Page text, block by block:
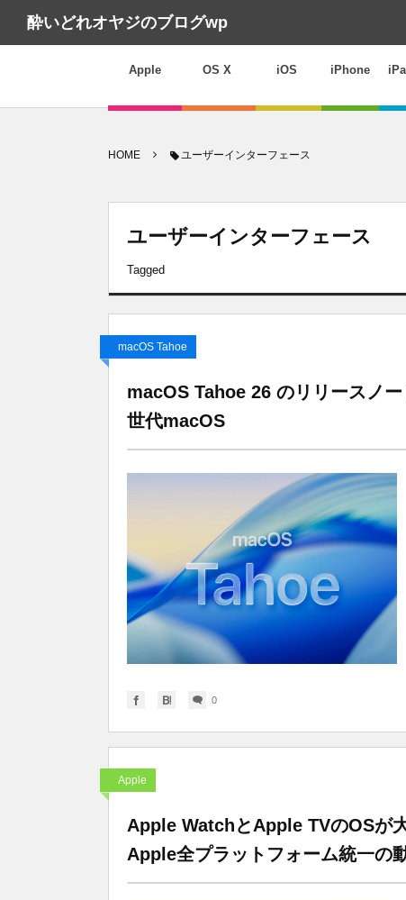
酔いどれオヤジのブログwp
Apple OS X iOS iPhone
HOME ユーザーインターフェース
ユーザーインターフェース
Tagged
macOS Tahoe
macOS Tahoe 26 のリリースノ
世代macOS
0
Apple
Apple WatchとApple TVのOSが
Apple全プラットフォーム統一の